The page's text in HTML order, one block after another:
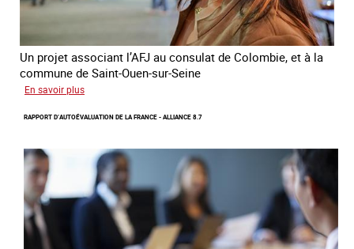
Un projet associant l’AFJ au consulat de Colombie, et à la
commune de Saint-Ouen-sur-Seine
En savoir plus
d’une
colombienne
risque
de
RAPPORT D’AUTOÉVALUATION DE LA FRANCE - ALLIANCE 8.7